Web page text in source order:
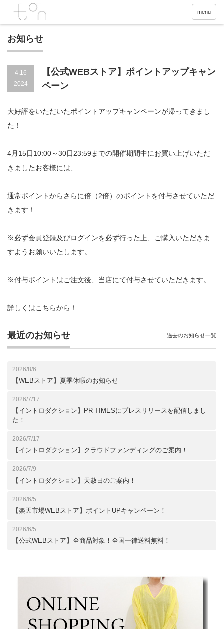
menu
お知らせ
4.16
2024
【公式WEBストア】ポイントアップキャン
ペーン
大好評をいただいたポイントアップキャンペーンが帰ってきまし
た！
4月15日10:00～30日23:59までの開催期間中にお買い上げいただ
きましたお客様には、
通常ポイントからさらに倍（2倍）のポイントを付与させていただ
きます！
※必ず会員登録及びログインを必ず行った上、ご購入いただきま
すようお願いいたします。
※付与ポイントはご注文後、当店にて付与させていただきます。
詳しくはこちらから！
最近のお知らせ
2026/8/6
【WEBストア】夏季休暇のお知らせ
2026/7/17
【イントロダクション】PR TIMESにプレスリリースを配信しまし
た！
2026/7/17
【イントロダクション】クラウドファンディングのご案内！
2026/7/9
【イントロダクション】天赦日のご案内！
2026/6/5
【楽天市場WEBストア】ポイントUPキャンペーン！
2026/6/5
【公式WEBストア】全商品対象！全国一律送料無料！
過去のお知らせ一覧